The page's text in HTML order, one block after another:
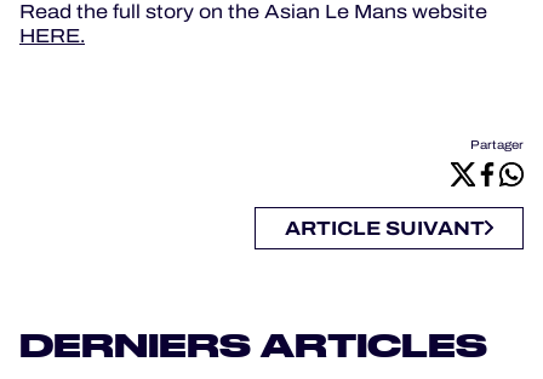
Read the full story on the Asian Le Mans website
HERE.
Partager
ARTICLE SUIVANT
DERNIERS ARTICLES